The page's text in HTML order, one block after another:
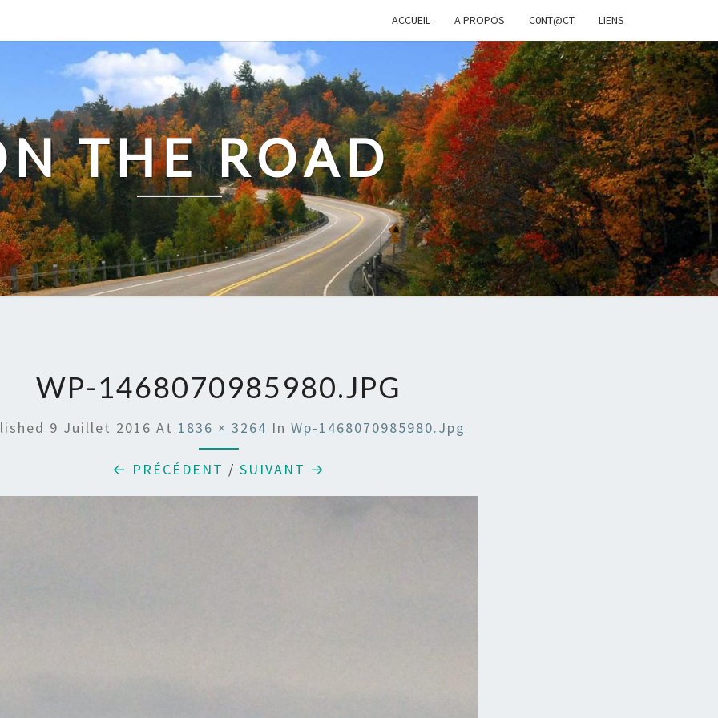
ACCUEIL A PROPOS C0NT@CT LIENS
THE ROAD
WP-1468070985980.JPG
9 Juillet 2016 At 1836 × 3264 In Wp-1468070985980.jpg
← PRÉCÉDENT / SUIVANT →